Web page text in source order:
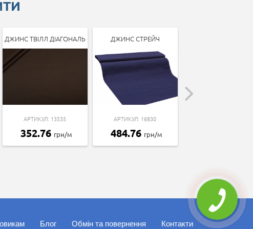
ДЖИНС ТВІЛЛ ДІАГОНАЛЬ
АРТИКУЛ: 13535
352.76 грн/м
ДЖИНС СТРЕЙЧ
АРТИКУЛ: 16830
484.76 грн/м
Блог Обмін та повернення Контакти